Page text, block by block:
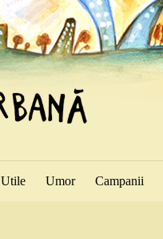
Utile Umor Campanii